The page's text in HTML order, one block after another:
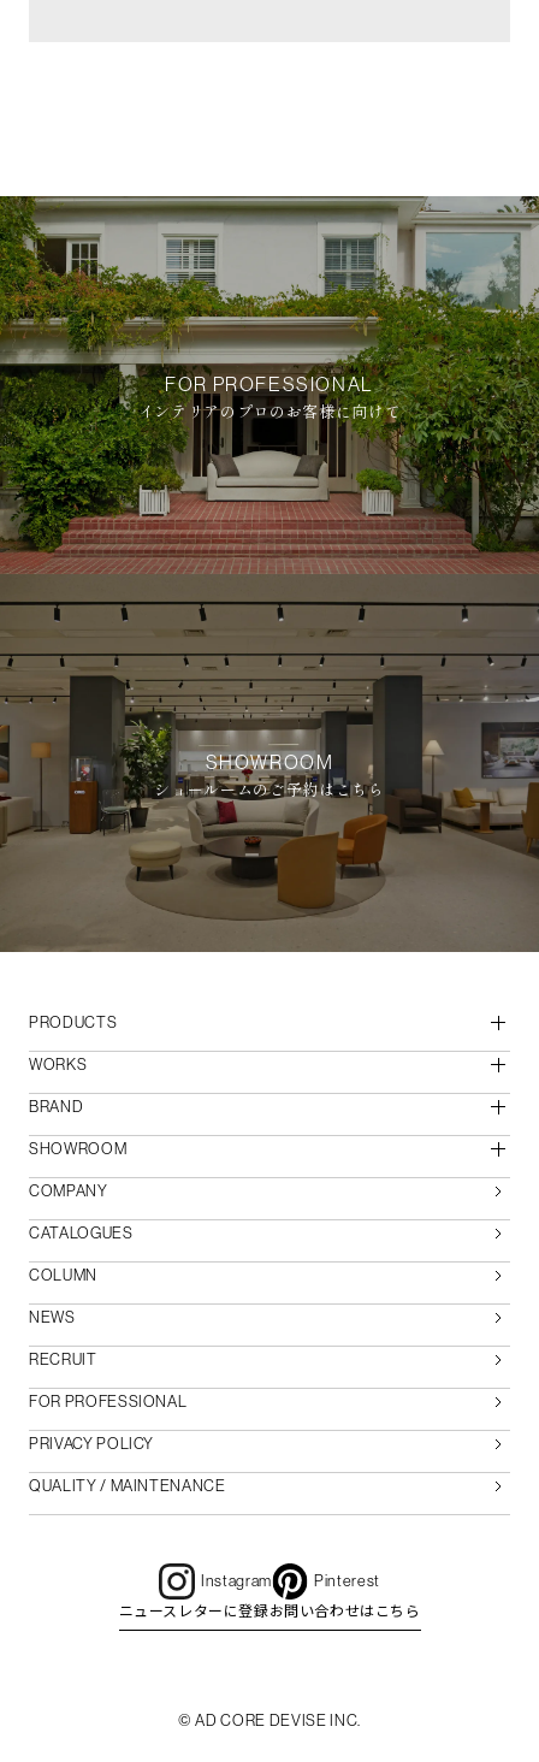
FOR PROFESSIONAL
インテリアのプロのお客様に向けて
SHOWROOM
ショールームのご予約はこちら
PRODUCTS
WORKS
BRAND
SHOWROOM
COMPANY
CATALOGUES
COLUMN
NEWS
RECRUIT
FOR PROFESSIONAL
PRIVACY POLICY
QUALITY / MAINTENANCE
Instagram Pinterest
ニュースレターに登録お問い合わせはこちら
© AD CORE DEVISE INC.